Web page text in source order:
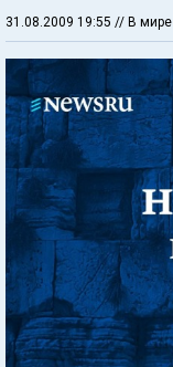
31.08.2009 19:55 // В мире